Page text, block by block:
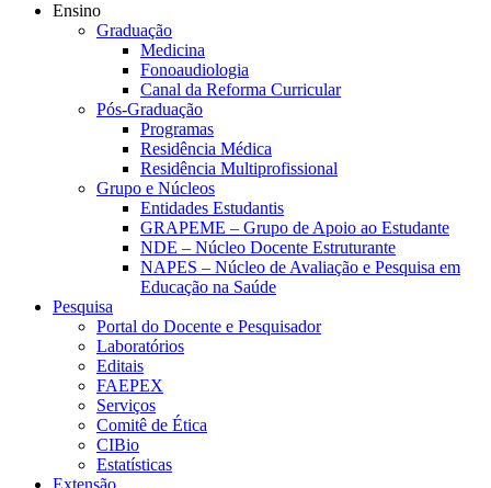
Ensino
Graduação
Medicina
Fonoaudiologia
Canal da Reforma Curricular
Pós-Graduação
Programas
Residência Médica
Residência Multiprofissional
Grupo e Núcleos
Entidades Estudantis
GRAPEME – Grupo de Apoio ao Estudante
NDE – Núcleo Docente Estruturante
NAPES – Núcleo de Avaliação e Pesquisa em
Educação na Saúde
Pesquisa
Portal do Docente e Pesquisador
Laboratórios
Editais
FAEPEX
Serviços
Comitê de Ética
CIBio
Estatísticas
Extensão